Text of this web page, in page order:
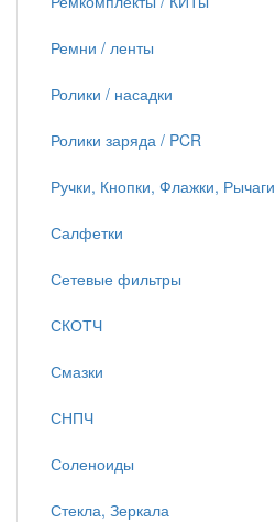
Ремни / ленты
Ролики / насадки
Ролики заряда / PCR
Ручки, Кнопки, Флажки, Рычаги
Салфетки
Сетевые фильтры
СКОТЧ
Смазки
СНПЧ
Соленоиды
Стекла, Зеркала